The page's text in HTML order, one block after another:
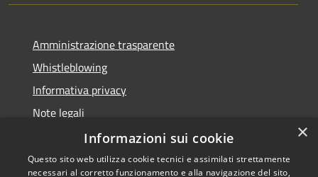
Amministrazione trasparente
Whistleblowing
Informativa privacy
Note legali
Dichiarazione di accessibilità
×
Informazioni sui cookie
Questo sito web utilizza cookie tecnici e assimilati strettamente
necessari al corretto funzionamento e alla navigazione del sito,